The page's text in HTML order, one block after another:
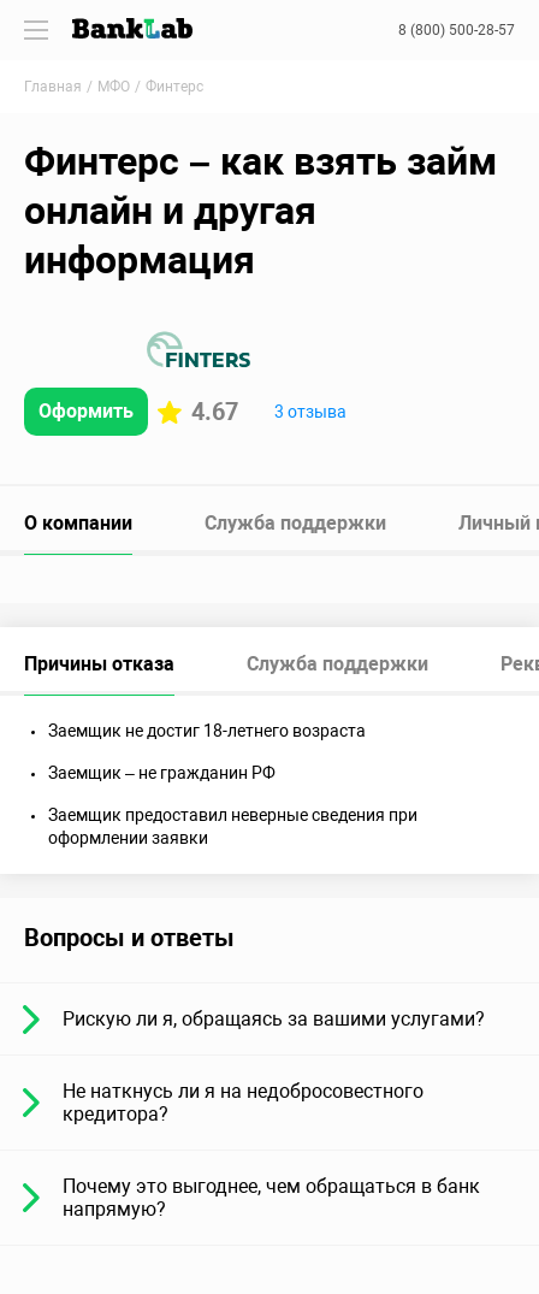
8 (800) 500-28-57
Главная МФО Финтерс
Финтерс – как взять займ
онлайн и другая
информация
Оформить 4.67 3 отзыва
О компании Служба поддержки Личный
Причины отказа Служба поддержки
Заемщик не достиг 18-летнего возраста
Заемщик – не гражданин РФ
Заемщик предоставил неверные сведения при
оформлении заявки
Вопросы и ответы
Рискую ли я, обращаясь за вашими услугами?
Не наткнусь ли я на недобросовестного
кредитора?
Почему это выгоднее, чем обращаться в банк
напрямую?